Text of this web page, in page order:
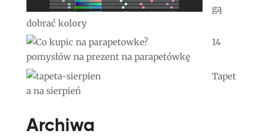
gą
dobrać kolory
14
pomysłów na prezent na parapetówkę
Tapet
a na sierpień
Archiwa